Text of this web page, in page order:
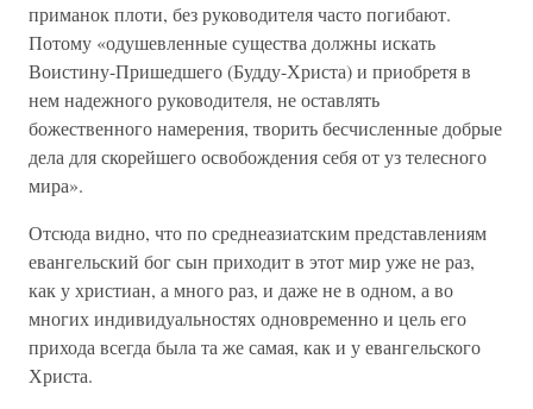
приманок плоти, без руководителя часто погибают.
Потому «одушевленные существа должны искать
Воистину-Пришедшего (Будду-Христа) и приобретя в
нем надежного руководителя, не оставлять
божественного намерения, творить бесчисленные добрые
дела для скорейшего освобождения себя от уз телесного
мира».
Отсюда видно, что по среднеазиатским представлениям
евангельский бог сын приходит в этот мир уже не раз,
как у христиан, а много раз, и даже не в одном, а во
многих индивидуальностях одновременно и цель его
прихода всегда была та же самая, как и у евангельского
Христа.